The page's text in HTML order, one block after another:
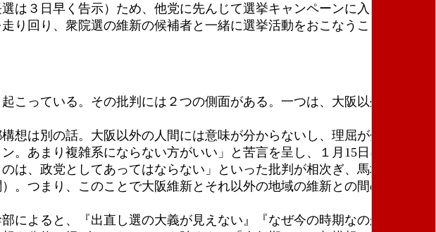
３日早く告示）ため、他党に先んじて選挙キャンペーンに入ることが
回り、衆院選の維新の候補者と一緒に選挙活動をおこなうことがで
っている。その批判には２つの側面がある。一つは、大阪以外の維新
は別の話。大阪以外の人間には意味が分からないし、理屈が分かりに
あまり複雑系にならない方がいい」と苦言を呈し、１月15日に開かれ
、政党としてあってはならない」といった批判が相次ぎ、馬場伸幸前
つまり、このことで大阪維新とそれ以外の地域の維新との間の確執が
よると、『出直し選の大義が見えない』『なぜ今の時期なのか』とい